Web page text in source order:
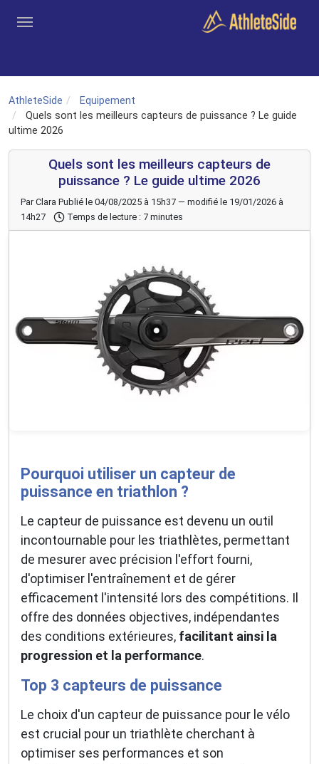
AthleteSide
Equipement
Quels sont les meilleurs capteurs de puissance ? Le guide
ultime 2026
Quels sont les meilleurs capteurs de
puissance ? Le guide ultime 2026
Par Clara Publié le 04/08/2025 à 15h37 — modifié le 19/01/2026 à
14h27
Temps de lecture : 7 minutes
Pourquoi utiliser un capteur de
puissance en triathlon ?
Le capteur de puissance est devenu un outil
incontournable pour les triathlètes, permettant
de mesurer avec précision l'effort fourni,
d'optimiser l'entraînement et de gérer
efficacement l'intensité lors des compétitions. Il
offre des données objectives, indépendantes
des conditions extérieures, facilitant ainsi la
progression et la performance.
Top 3 capteurs de puissance
Le choix d'un capteur de puissance pour le vélo
est crucial pour un triathlète cherchant à
optimiser ses performances et son